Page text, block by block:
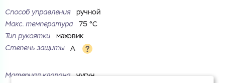
Способ управления
ручной
Макс. температура
75 °С
Тип рукоятки
маховик
Степень защиты
A
Материал клапана
чугун